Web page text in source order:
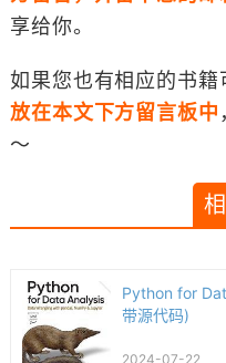
享给你。
如果您也有相应的书
放在本文下方留言板中
～
Python for
带源代码)
2024-07-22